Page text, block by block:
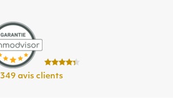
349 avis clients